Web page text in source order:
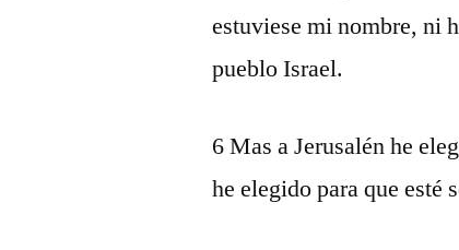
estuviese mi nombre, ni
pueblo Israel.
6 Mas a Jerusalén he
he elegido para que esté